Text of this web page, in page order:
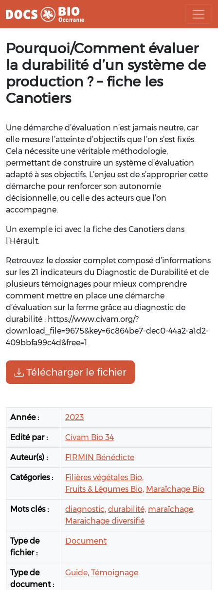
au
contenu
Pourquoi/Comment évaluer
la durabilité d’un système de
production ? – fiche les
Canotiers
Une démarche d’évaluation n’est jamais neutre, car
elle mesure l’atteinte d’objectifs que l’on s’est fixés.
Cela nécessite une véritable méthodologie,
permettant de construire un système d’évaluation
adapté à ses objectifs. L’enjeu est de s’approprier cette
démarche pour renforcer son autonomie
décisionnelle, ou celle des acteurs que l’on
accompagne.
Un exemple ici avec la fiche des Canotiers dans
l’Hérault.
Retrouvez le dossier complet composé d’informations
sur les 21 indicateurs du Diagnostic de Durabilité et de
plusieurs témoignages pour mieux comprendre
comment mettre en place une démarche
d’évaluation sur la ferme grâce au diagnostic de
durabilité : https://www.civam.org/?
download_file=9675&key=6c864be7-dec0-44a2-a1d2-
409bbfa99c4d&free=1
Télécharger le fichier
Année : 2023
Edité par : Civam Bio 34
Auteur(s) : FIRMIN Bénédicte
Catégories :
Filières végétales Bio,
Fruits & Légumes Bio, Maraîchage Bio
Mots clés : diagnostic, durabilité, maraîchage,
Maraichage diversifié
Type de
fichier :
Document
Type de
document :
Guide, Témoignage